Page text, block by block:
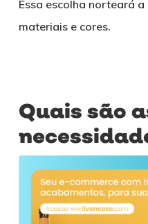
Essa escolha norteará
materiais e cores.
Quais são